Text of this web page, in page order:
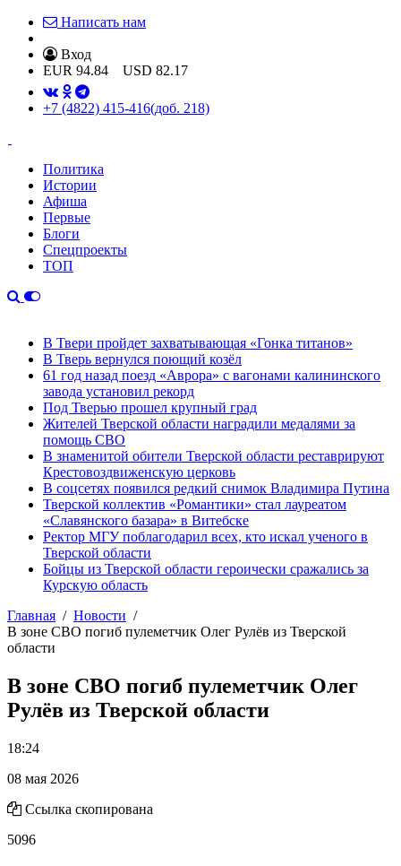
Написать нам
Вход
EUR 94.84 USD 82.17
+7 (4822) 415-416(доб. 218)
Политика
Истории
Афиша
Первые
Блоги
Спецпроекты
ТОП
В Твери пройдет захватывающая «Гонка титанов»
В Тверь вернулся поющий козёл
61 год назад поезд «Аврора» с вагонами калининского
завода установил рекорд
Под Тверью прошел крупный град
Жителей Тверской области наградили медалями за
помощь СВО
В знаменитой обители Тверской области реставрируют
Крестовоздвиженскую церковь
В соцсетях появился редкий снимок Владимира Путина
Тверской коллектив «Романтики» стал лауреатом
«Славянского базара» в Витебске
Ректор МГУ поблагодарил всех, кто искал ученого в
Тверской области
Бойцы из Тверской области героически сражались за
Курскую область
Главная
Новости
В зоне СВО погиб пулеметчик Олег Рулёв из Тверской
области
В зоне СВО погиб пулеметчик Олег
Рулёв из Тверской области
18:24
08 мая 2026
Ссылка скопирована
5096